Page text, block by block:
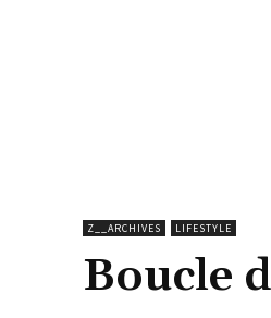
Z__ARCHIVES LIFESTYLE
Boucle